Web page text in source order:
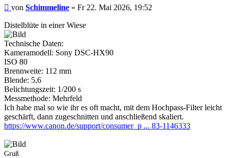
Beitrag
von Schimmeline » Fr 22. Mai 2026, 19:52
Distelblüte in einer Wiese
Technische Daten:
Kameramodell: Sony DSC-HX90
ISO 80
Brennweite: 112 mm
Blende: 5,6
Belichtungszeit: 1/200 s
Messmethode: Mehrfeld
Ich habe mal so wie ihr es oft macht, mit dem Hochpass-Filter leicht
geschärft, dann zugeschnitten und anschließend skaliert.
https://www.canon.de/support/consumer_p ... 83-1146333
Gruß